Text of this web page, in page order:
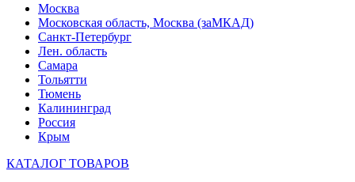
Москва
Московская область, Москва (заМКАД)
Санкт-Петербург
Лен. область
Самара
Тольятти
Тюмень
Калининград
Россия
Крым
КАТАЛОГ ТОВАРОВ